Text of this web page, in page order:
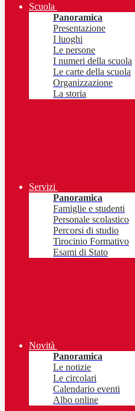
Scuola
Panoramica
Presentazione
I luoghi
Le persone
I numeri della scuola
Le carte della scuola
Organizzazione
La storia
Servizi
Panoramica
Famiglie e studenti
Personale scolastico
Percorsi di studio
Tirocinio Formativo
Esami di Stato
Novità
Panoramica
Le notizie
Le circolari
Calendario eventi
Albo online